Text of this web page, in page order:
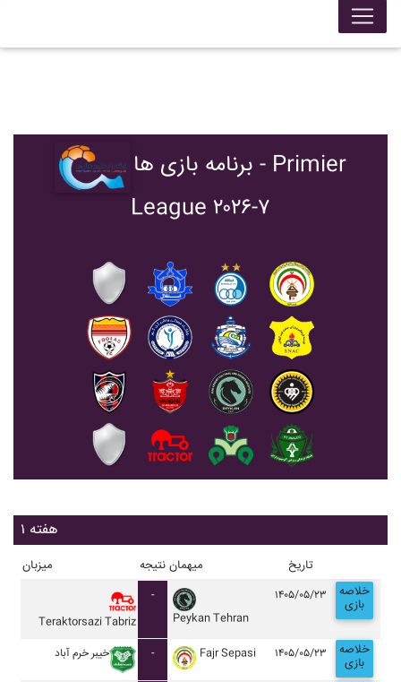
برنامه بازی ها - Primier
League ۲۰۲۶-۷
هفته ۱
میزبان نتیجه میهمان تاریخ
Teraktorsazi Tabriz
-
Peykan Tehran
۱۴۰۵/۰۵/۲۳ خلاصه
بازی
خيبر خرم آباد - Fajr Sepasi ۱۴۰۵/۰۵/۲۳ خلاصه
بازی